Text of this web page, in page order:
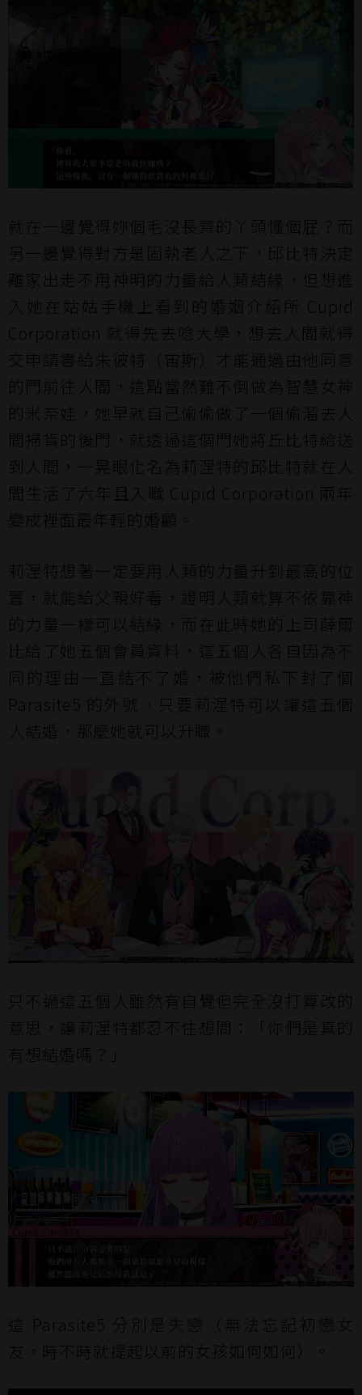
就在一邊覺得妳個毛沒長齊的丫頭懂個屁？而
另一邊覺得對方是固執老人之下，邱比特決定
離家出走不用神明的力量給人類結緣，但想進
入她在姑姑手機上看到的婚姻介紹所 Cupid
Corporation 就得先去唸大學，想去人間就得
交申請書給朱彼特（宙斯）才能通過由他同意
的門前往人間，這點當然難不倒做為智慧女神
的米奈娃，她早就自己偷偷做了一個偷溜去人
間掃貨的後門，就透過這個門她將丘比特給送
到人間，一晃眼化名為莉涅特的邱比特就在人
間生活了六年且入職 Cupid Corporation 兩年
變成裡面最年輕的婚顧。
莉涅特想著一定要用人類的力量升到最高的位
置，就能給父親好看，證明人類就算不依靠神
的力量一樣可以結緣，而在此時她的上司薛爾
比給了她五個會員資料，這五個人各自因為不
同的理由一直結不了婚，被他們私下封了個
Parasite5 的外號，只要莉涅特可以讓這五個
人結婚，那麼她就可以升職。
只不過這五個人雖然有自覺但完全沒打算改的
意思，讓莉涅特都忍不住想問：「你們是真的
有想結婚嗎？」
這 Parasite5 分別是失戀（無法忘記初戀女
友，時不時就提起以前的女孩如何如何）。